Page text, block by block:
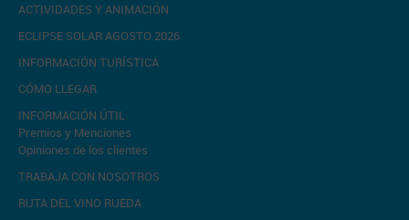
ACTIVIDADES Y ANIMACIÓN
ECLIPSE SOLAR AGOSTO 2026
INFORMACIÓN TURÍSTICA
CÓMO LLEGAR
INFORMACIÓN ÚTIL
Premios y Menciones
Opiniones de los clientes
TRABAJA CON NOSOTROS
RUTA DEL VINO RUEDA